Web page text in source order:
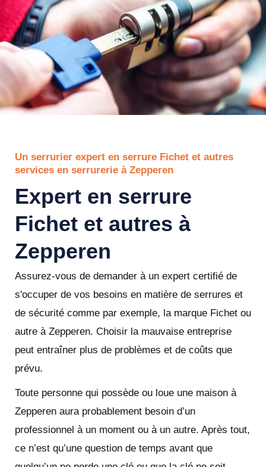
Un serrurier expert en serrure Fichet et autres
services en serrurerie à Zepperen
Expert en serrure
Fichet et autres à
Zepperen
Assurez-vous de demander à un expert certifié de
s'occuper de vos besoins en matière de serrures et
de sécurité comme par exemple, la marque Fichet ou
autre à Zepperen. Choisir la mauvaise entreprise
peut entraîner plus de problèmes et de coûts que
prévu.
Toute personne qui possède ou loue une maison à
Zepperen aura probablement besoin d’un
professionnel à un moment ou à un autre. Après tout,
ce n’est qu’une question de temps avant que